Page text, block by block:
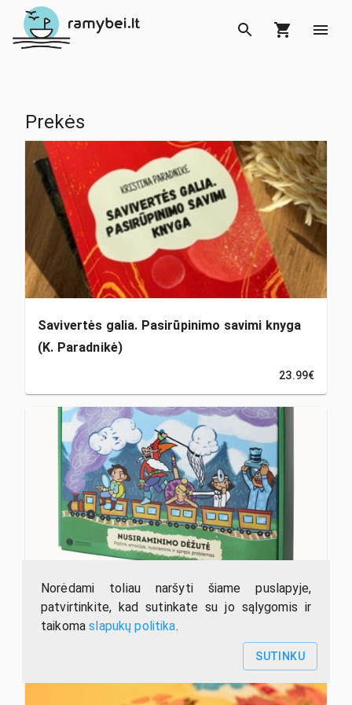
Prekės
Savivertės galia. Pasirūpinimo savimi knyga
(K. Paradnikė)
23.99€
NUSIRAMINIMO DĖŽUTĖ. Pažink emocijas,
nusiramink ir spręsk problemas
38.99€
Norėdami toliau naršyti šiame puslapyje,
patvirtinkite, kad sutinkate su jo sąlygomis ir
taikoma slapukų politika.
SUTINKU